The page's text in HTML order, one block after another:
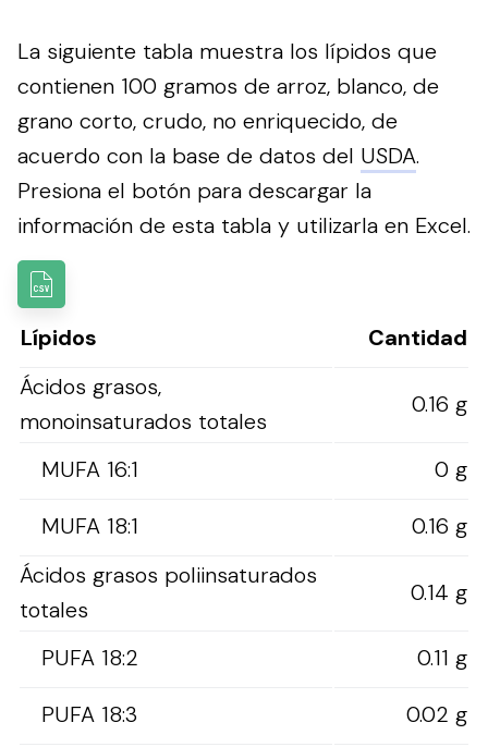
La siguiente tabla muestra los lípidos que
contienen 100 gramos de arroz, blanco, de
grano corto, crudo, no enriquecido, de
acuerdo con la base de datos del USDA.
Presiona el botón para descargar la
información de esta tabla y utilizarla en Excel.
Lípidos
Cantidad
Ácidos grasos,
monoinsaturados totales
0.16 g
MUFA 16:1
0 g
MUFA 18:1
0.16 g
Ácidos grasos poliinsaturados
totales
0.14 g
PUFA 18:2
0.11 g
PUFA 18:3
0.02 g